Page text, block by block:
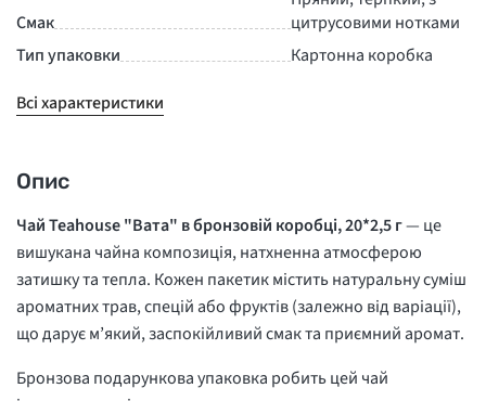
Смак
цитрусовими нотками
Тип упаковки
Картонна коробка
Всі характеристики
Опис
Чай Teahouse "Вата" в бронзовій коробці, 20*2,5 г— це
вишукана чайна композиція, натхненна атмосферою
затишку та тепла. Кожен пакетик містить натуральну суміш
ароматних трав, спецій або фруктів (залежно від варіації),
що дарує м’який, заспокійливий смак та приємний аромат.
Бронзова подарункова упаковка робить цей чай